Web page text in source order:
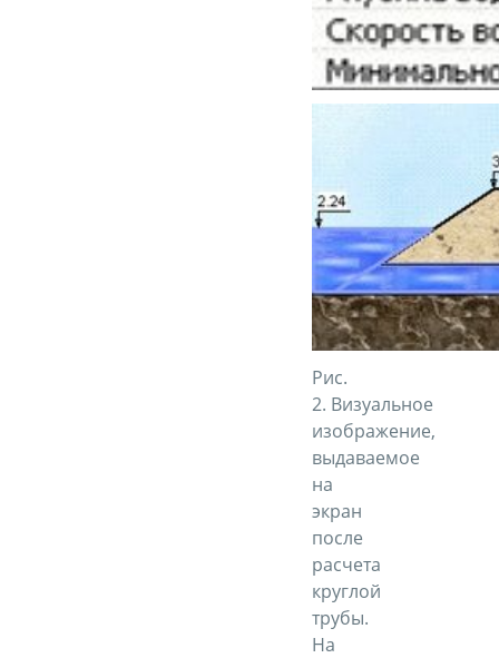
Рис.
2. Визуальное
изображение,
выдаваемое
на
экран
после
расчета
круглой
трубы.
На